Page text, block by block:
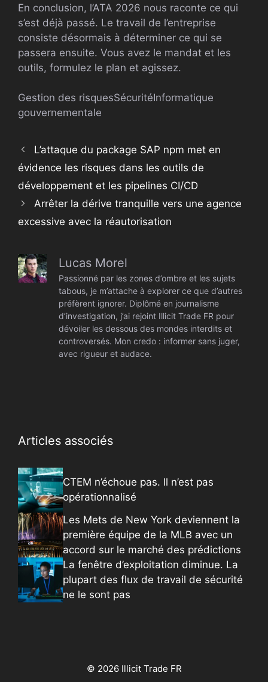
En conclusion, l’ATA 2026 nous raconte ce qui
s’est déjà passé. Le travail de l’entreprise
consiste désormais à déterminer ce qui se
passera ensuite. Vous avez le mandat et les
outils, formulez le plan et agissez.
Gestion des risquesSécuritéInformatique
gouvernementale
L’attaque du package SAP npm met en
évidence les risques dans les outils de
développement et les pipelines CI/CD
Arrêter la dérive tranquille vers une agence
excessive avec la réautorisation
Lucas Morel
Passionné par les zones d’ombre et les sujets
tabous, je m’attache à explorer ce que d’autres
préfèrent ignorer. Diplômé en journalisme
d’investigation, j’ai rejoint Illicit Trade FR pour
dévoiler les dessous des mondes interdits et
controversés. Mon credo : informer sans juger,
avec rigueur et audace.
Articles associés
CTEM n’échoue pas. Il n’est pas
opérationnalisé
Les Mets de New York deviennent la
première équipe de la MLB avec un
accord sur le marché des prédictions
La fenêtre d’exploitation diminue. La
plupart des flux de travail de sécurité
ne le sont pas
© 2026 Illicit Trade FR